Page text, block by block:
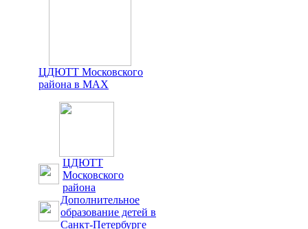
ЦДЮТТ Московского
района в MAX
ЦДЮТТ
Московского
района
Дополнительное
образование детей в
Санкт-Петербурге